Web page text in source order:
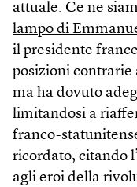
attuale. Ce ne
lampo di
il presidente
posizioni contrarie
ma ha dovuto
limitandosi a
franco-
ricordato, citando
agli eroi della